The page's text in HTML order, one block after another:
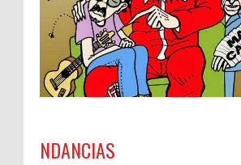
NDANCIAS